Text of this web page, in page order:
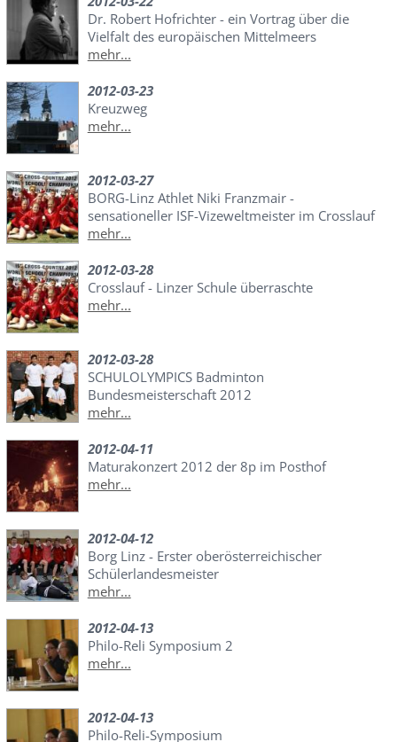
Dr. Robert Hofrichter - ein Vortrag über die
Vielfalt des europäischen Mittelmeers
mehr...
2012-03-23
Kreuzweg
mehr...
2012-03-27
BORG-Linz Athlet Niki Franzmair -
sensationeller ISF-Vizeweltmeister im Crosslauf
mehr...
2012-03-28
Crosslauf - Linzer Schule überraschte
mehr...
2012-03-28
SCHULOLYMPICS Badminton
Bundesmeisterschaft 2012
mehr...
2012-04-11
Maturakonzert 2012 der 8p im Posthof
mehr...
2012-04-12
Borg Linz - Erster oberösterreichischer
Schülerlandesmeister
mehr...
2012-04-13
Philo-Reli Symposium 2
mehr...
2012-04-13
Philo-Reli-Symposium